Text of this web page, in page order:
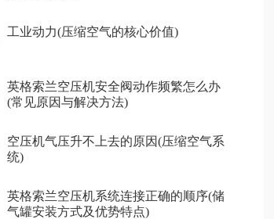
工业动力(压缩空气的核心价值)
英格索兰空压机安全阀动作频繁怎么办
(常见原因与解决方法)
空压机气压升不上去的原因(压缩空气系
统)
英格索兰空压机系统连接正确的顺序(储
气罐安装方式及优势特点)